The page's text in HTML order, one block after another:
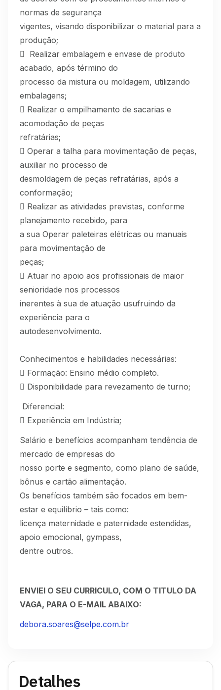
normas de segurança
vigentes, visando disponibilizar o material para a
produção;
 Realizar embalagem e envase de produto
acabado, após término do
processo da mistura ou moldagem, utilizando
embalagens;
 Realizar o empilhamento de sacarias e
acomodação de peças
refratárias;
 Operar a talha para movimentação de peças,
auxiliar no processo de
desmoldagem de peças refratárias, após a
conformação;
 Realizar as atividades previstas, conforme
planejamento recebido, para
a sua Operar paleteiras elétricas ou manuais
para movimentação de
peças;
 Atuar no apoio aos profissionais de maior
senioridade nos processos
inerentes à sua de atuação usufruindo da
experiência para o
autodesenvolvimento.
Conhecimentos e habilidades necessárias:
 Formação: Ensino médio completo.
 Disponibilidade para revezamento de turno;
Diferencial:
 Experiência em Indústria;
Salário e benefícios acompanham tendência de
mercado de empresas do
nosso porte e segmento, como plano de saúde,
bônus e cartão alimentação.
Os benefícios também são focados em bem-
estar e equilíbrio – tais como:
licença maternidade e paternidade estendidas,
apoio emocional, gympass,
dentre outros.
ENVIEI O SEU CURRICULO, COM O TITULO DA
VAGA, PARA O E-MAIL ABAIXO:
debora.soares@selpe.com.br
Detalhes